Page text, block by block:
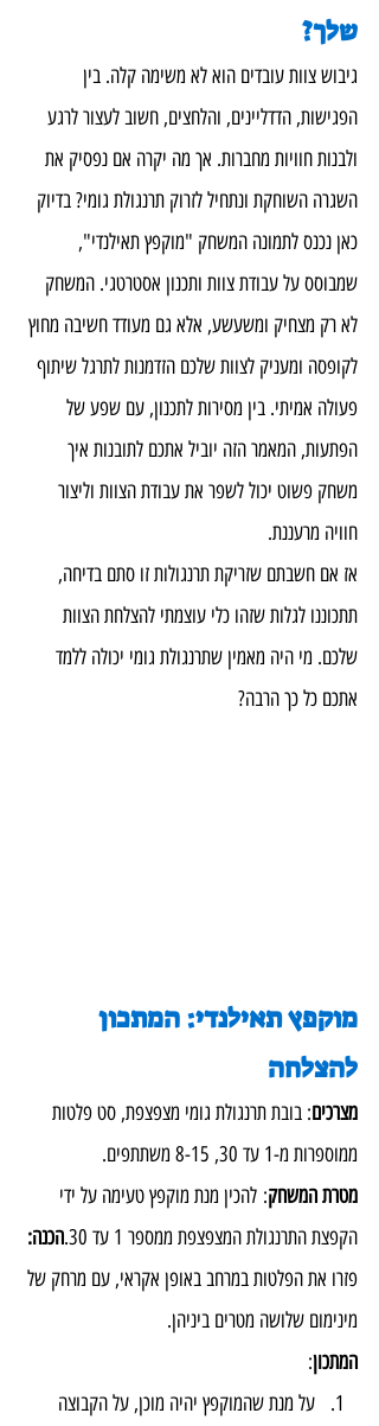
שלך?
גיבוש צוות עובדים הוא לא משימה קלה. בין
הפגישות, הדדליינים, והלחצים, חשוב לעצור לרגע
ולבנות חוויות מחברות. אך מה יקרה אם נפסיק את
השגרה השוחקת ונתחיל לזרוק תרנגולת גומי? בדיוק
כאן נכנס לתמונה המשחק "מוקפץ תאילנדי",
שמבוסס על עבודת צוות ותכנון אסטרטגי. המשחק
לא רק מצחיק ומשעשע, אלא גם מעודד חשיבה מחוץ
לקופסה ומעניק לצוות שלכם הזדמנות לתרגל שיתוף
פעולה אמיתי. בין מסירות לתכנון, עם שפע של
הפתעות, המאמר הזה יוביל אתכם לתובנות איך
משחק פשוט יכול לשפר את עבודת הצוות וליצור
חוויה מרעננת.
אז אם חשבתם שזריקת תרנגולות זו סתם בדיחה,
תתכוננו לגלות שזהו כלי עוצמתי להצלחת הצוות
שלכם. מי היה מאמין שתרנגולת גומי יכולה ללמד
אתכם כל כך הרבה?
מוקפץ תאילנדי: המתכון
להצלחה
מצרכים: בובת תרנגולת גומי מצפצפת, סט פלטות
ממוספרות מ-1 עד 30, 8-15 משתתפים.
מטרת המשחק: להכין מנת מוקפץ טעימה על ידי
הקפצת התרנגולת המצפצפת ממספר 1 עד 30.
הכנה:
פזרו את הפלטות במרחב באופן אקראי, עם מרחק של
מינימום שלושה מטרים ביניהן.
המתכון:
על מנת שהמוקפץ יהיה מוכן, על הקבוצה